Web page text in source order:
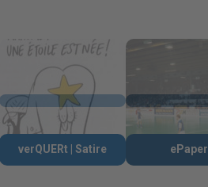
verQUERt | Satire ePaper